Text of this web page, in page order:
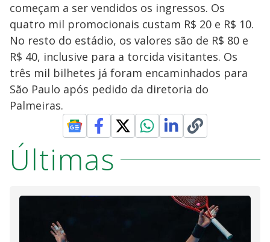
começam a ser vendidos os ingressos. Os
quatro mil promocionais custam R$ 20 e R$ 10.
No resto do estádio, os valores são de R$ 80 e
R$ 40, inclusive para a torcida visitantes. Os
três mil bilhetes já foram encaminhados para
São Paulo após pedido da diretoria do
Palmeiras.
Últimas